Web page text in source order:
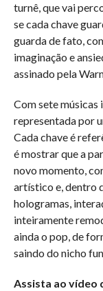
turnê, que vai
se cada chave
guarda de fato,
imaginação e
assinado pela
Com sete músicas
representada por
Cada chave é
é mostrar que a
novo momento,
artístico e, dentro
hologramas,
inteiramente
ainda o pop, de
saindo do nicho
Assista ao vídeo